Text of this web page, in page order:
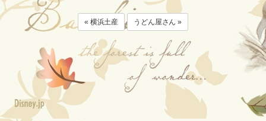
« 横浜土産 うどん屋さん »